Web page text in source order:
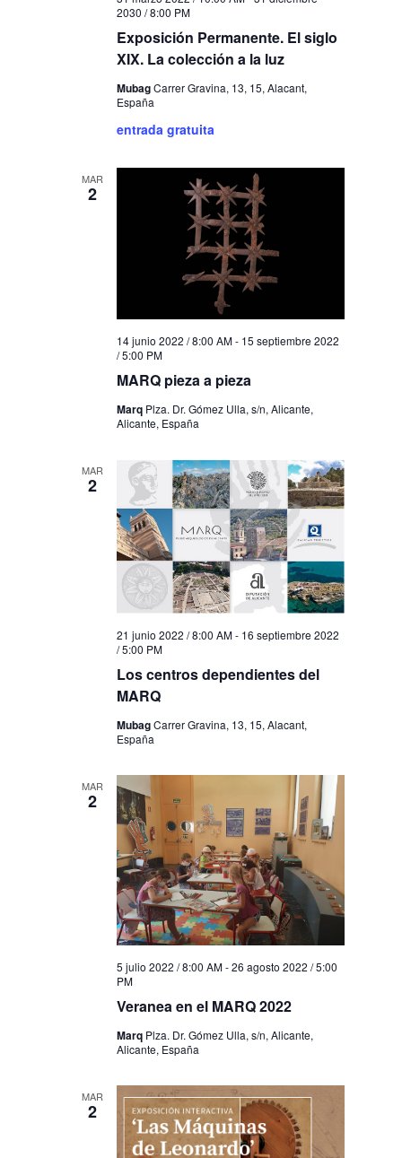
Exposición Permanente. El siglo
XIX. La colección a la luz
2030 / 8:00 PM
MubagCarrer Gravina, 13, 15, Alacant,
España
entrada gratuita
MAR
2
MARQ pieza a pieza
14 junio 2022 / 8:00 AM- 15 septiembre 2022
/ 5:00 PM
Marq Plza. Dr. Gómez Ulla, s/n, Alicante,
Alicante, España
MAR
2
Los centros dependientes del
MARQ
21 junio 2022 / 8:00 AM- 16 septiembre 2022
/ 5:00 PM
MubagCarrer Gravina, 13, 15, Alacant,
España
MAR
2
Veranea en el MARQ 2022
5 julio 2022 / 8:00 AM-26 agosto 2022 / 5:00
PM
Marq Plza. Dr. Gómez Ulla, s/n, Alicante,
Alicante, España
MAR
2